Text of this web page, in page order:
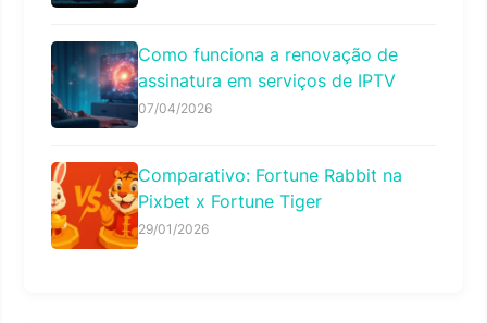
Como funciona a renovação de
assinatura em serviços de IPTV
07/04/2026
Comparativo: Fortune Rabbit na
Pixbet x Fortune Tiger
29/01/2026